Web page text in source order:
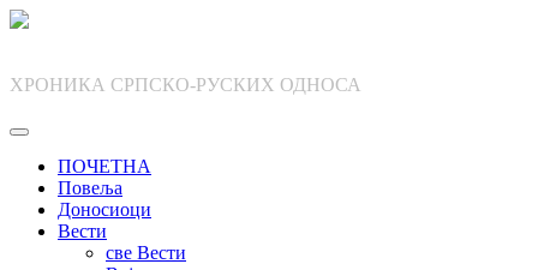
Skip
ХРОНИКА СРПСКО-РУСКИХ ОДНОСА
ПОЧЕТНА
Повеља
Доносиоци
Вести
све Вести